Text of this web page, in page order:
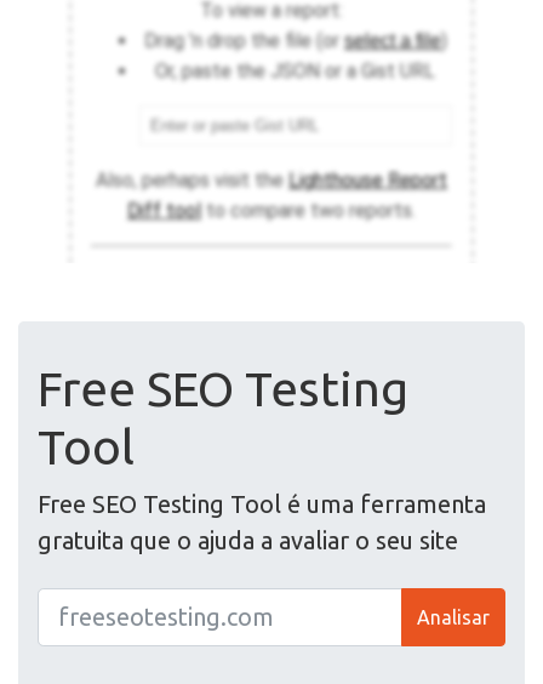
Free SEO Testing
Tool
Free SEO Testing Tool é uma ferramenta
gratuita que o ajuda a avaliar o seu site
Analisar